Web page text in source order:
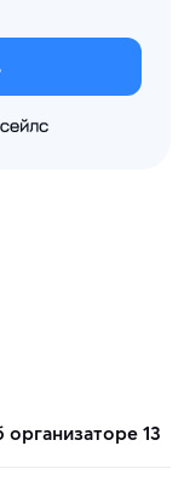
организаторе 13